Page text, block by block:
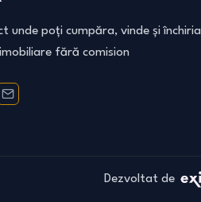
unde poți cumpăra, vinde și închiria
fără comision
Dezvoltat de